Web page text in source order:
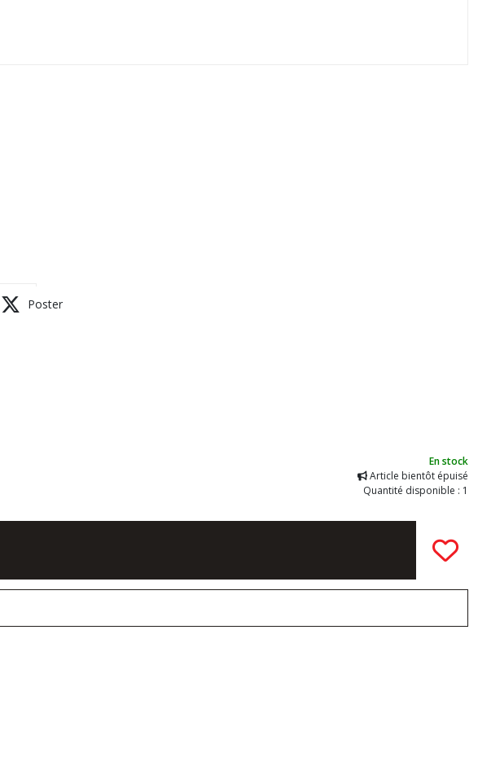
Poster
En stock
Article bientôt épuisé
Quantité disponible : 1